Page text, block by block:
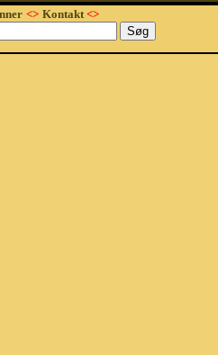
<> Kontakt<>